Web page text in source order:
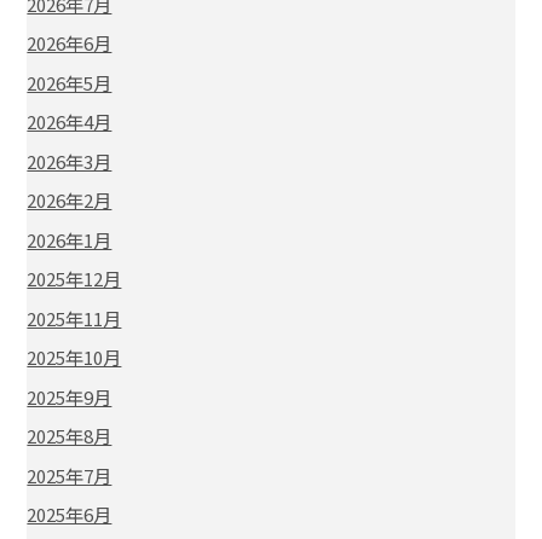
2026年6月
2026年5月
2026年4月
2026年3月
2026年2月
2026年1月
2025年12月
2025年11月
2025年10月
2025年9月
2025年8月
2025年7月
2025年6月